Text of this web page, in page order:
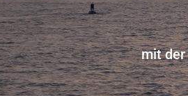
mit der